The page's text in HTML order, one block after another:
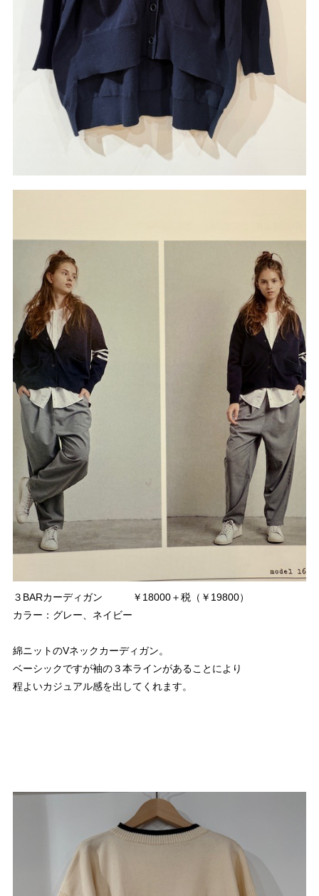
３BARカーディガン ￥18000＋税（￥19800）
カラー：グレー、ネイビー
綿ニットのVネックカーディガン。
ベーシックですが袖の３本ラインがあることにより
程よいカジュアル感を出してくれます。